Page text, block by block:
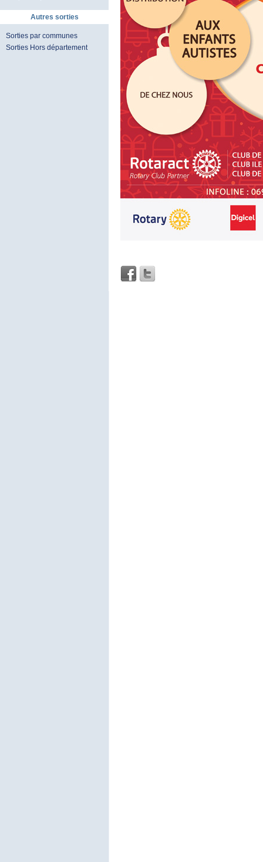
Autres sorties
Sorties par communes
Sorties Hors département